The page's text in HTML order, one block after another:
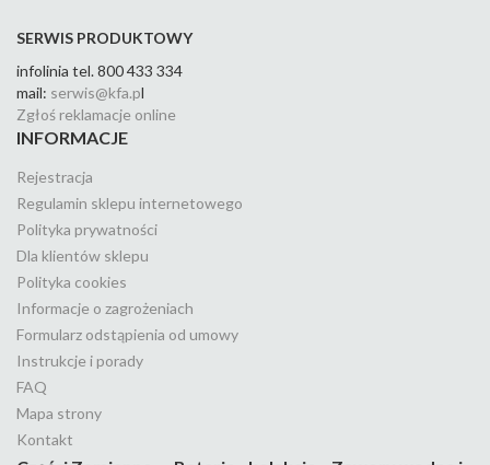
SERWIS PRODUKTOWY
infolinia tel. 800 433 334
mail: serwis@kfa.pl
Zgłoś reklamacje online
INFORMACJE
Rejestracja
Regulamin sklepu internetowego
Polityka prywatności
Dla klientów sklepu
Polityka cookies
Informacje o zagrożeniach
Formularz odstąpienia od umowy
Instrukcje i porady
FAQ
Mapa strony
Kontakt